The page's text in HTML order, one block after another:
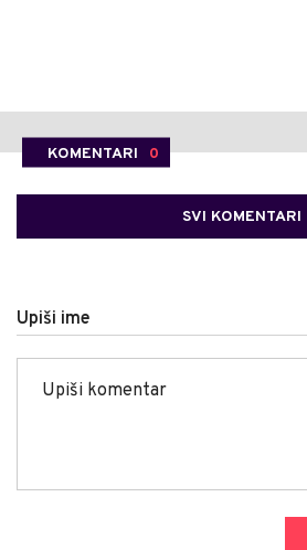
KOMENTARI 0
SVI KOMENTARI
Upiši ime